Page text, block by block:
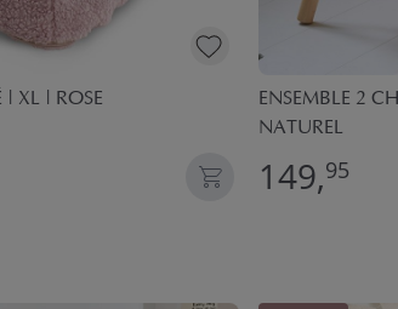
| XL | ROSE
ENSEMBLE 2
NATUREL
149,95